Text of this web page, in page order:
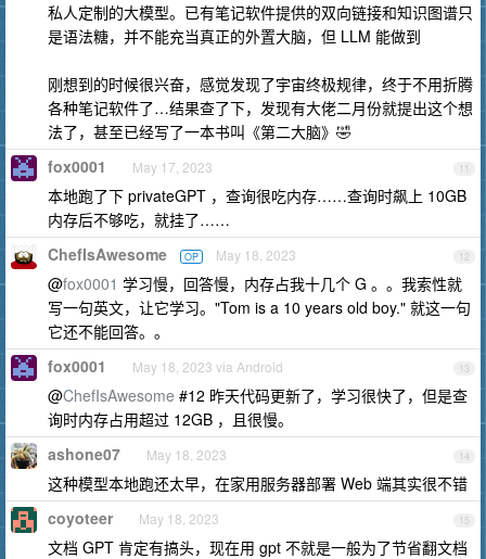
私人定制的大模型。已有笔记软件提供的双向链接和知识图谱只
是语法糖，并不能充当真正的外置大脑，但 LLM 能做到
刚想到的时候很兴奋，感觉发现了宇宙终极规律，终于不用折腾
各种笔记软件了…结果查了下，发现有大佬二月份就提出这个想
法了，甚至已经写了一本书叫《第二大脑》🤣
11
fox0001 May 17, 2023
本地跑了下 privateGPT ，查询很吃内存……查询时飙上 10GB
内存后不够吃，就挂了……
12
ChefIsAwesome OP May 18, 2023
@fox0001 学习慢，回答慢，内存占我十几个 G 。。我索性就
写一句英文，让它学习。"Tom is a 10 years old boy." 就这一句
它还不能回答。。
13
fox0001 May 18, 2023 via Android
@ChefIsAwesome #12 昨天代码更新了，学习很快了，但是查
询时内存占用超过 12GB ，且很慢。
14
ashone07 May 18, 2023
这种模型本地跑还太早，在家用服务器部署 Web 端其实很不错
15
coyoteer May 18, 2023
文档 GPT 肯定有搞头，现在用 gpt 不就是一般为了节省翻文档